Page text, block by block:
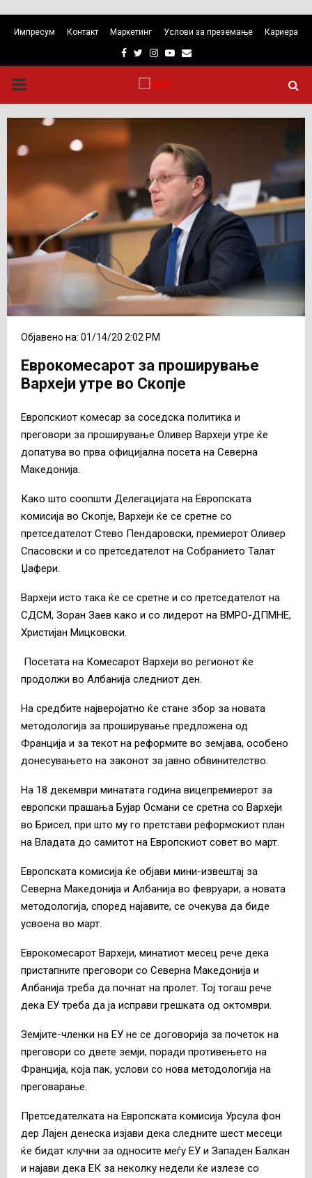
Импресум Контакт Маркетинг Услови за преземање Кариера
Facebook
TwitterInstagram
Youtube
Email
PRIMARY
MENU
Објавено на: 01/14/20 2:02 PM
Еврокомесарот за проширување
Вархеји утре во Скопје
Европскиот комесар за соседска политика и
преговори за проширување Оливер Вархеји утре ќе
допатува во прва официјална посета на Северна
Македонија.
Како што соопшти Делегацијата на Европската
комисија во Скопје, Вархеји ќе се сретне со
претседателот Стево Пендаровски, премиерот Оливер
Спасовски и со претседателот на Собранието Талат
Џафери.
Вархеји исто така ќе се сретне и со претседателот на
СДСМ, Зоран Заев како и со лидерот на ВМРО-ДПМНЕ,
Христијан Мицковски.
Посетата на Комесарот Вархеји во регионот ќе
продолжи во Албанија следниот ден.
На средбите најверојатно ќе стане збор за новата
методологија за проширување предложена од
Франција и за текот на реформите во земјава, особено
донесувањето на законот за јавно обвинителство.
На 18 декември минатата година вицепремиерот за
европски прашања Бујар Османи се сретна со Вархеји
во Брисел, при што му го претстави реформскиот план
на Владата до самитот на Европскиот совет во март.
Европската комисија ќе објави мини-извештај за
Северна Македонија и Албанија во февруари, а новата
методологија, според најавите, се очекува да биде
усвоена во март.
Еврокомесарот Вархеји, минатиот месец рече дека
пристапните преговори со Северна Македонија и
Албанија треба да почнат на пролет. Тој тогаш рече
дека ЕУ треба да ја исправи грешката од октомври.
Земјите-членки на ЕУ не се договорија за почеток на
преговори со двете земји, поради противењето на
Франција, која пак, услови со нова методологија на
преговарање.
Претседателката на Европската комисија Урсула фон
дер Лајен денеска изјави дека следните шест месеци
ќе бидат клучни за односите меѓу ЕУ и Западен Балкан
и најави дека ЕК за неколку недели ќе излезе со